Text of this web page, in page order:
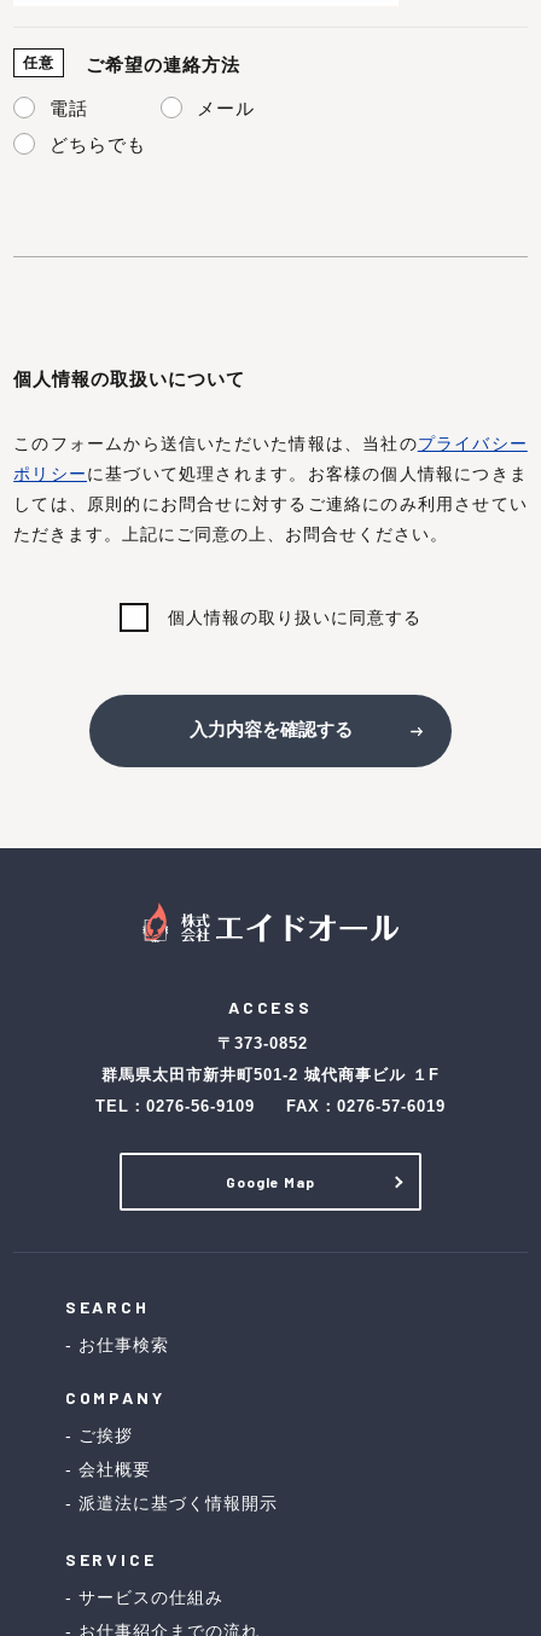
任意 ご希望の連絡方法
電話
メール
どちらでも
個人情報の取扱いについて
このフォームから送信いただいた情報は、当社のプライバシー
ポリシーに基づいて処理されます。お客様の個人情報につきま
しては、原則的にお問合せに対するご連絡にのみ利用させてい
ただきます。上記にご同意の上、お問合せください。
個人情報の取り扱いに同意する
入力内容を確認する
ACCESS
〒373-0852
群馬県太田市新井町501-2 城代商事ビル １F
TEL： 0276-56-9109 FAX：0276-57-6019
Google Map
SEARCH
お仕事検索
COMPANY
ご挨拶
会社概要
派遣法に基づく情報開示
SERVICE
サービスの仕組み
お仕事紹介までの流れ